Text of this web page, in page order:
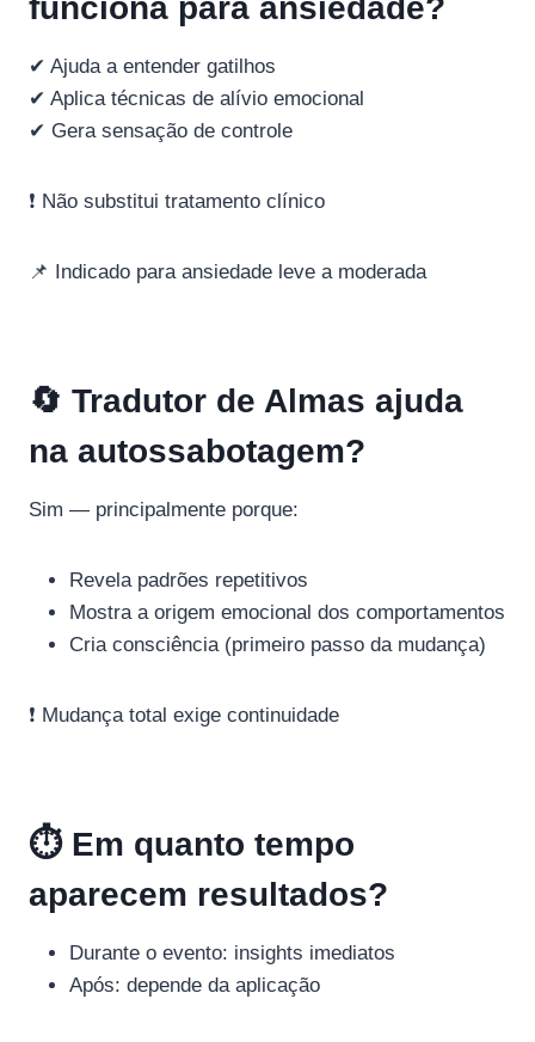
funciona para ansiedade?
✔ Ajuda a entender gatilhos
✔ Aplica técnicas de alívio emocional
✔ Gera sensação de controle
❗ Não substitui tratamento clínico
📌 Indicado para ansiedade leve a moderada
🔄 Tradutor de Almas ajuda
na autossabotagem?
Sim — principalmente porque:
Revela padrões repetitivos
Mostra a origem emocional dos comportamentos
Cria consciência (primeiro passo da mudança)
❗ Mudança total exige continuidade
⏱️ Em quanto tempo
aparecem resultados?
Durante o evento: insights imediatos
Após: depende da aplicação